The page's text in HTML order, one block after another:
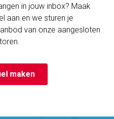
in jouw inbox? Maak
aan en we sturen je
van onze aangesloten
maken